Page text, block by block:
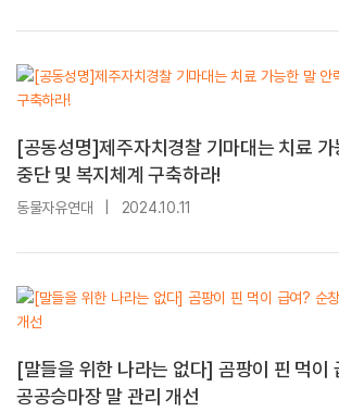
[공동성명]제주자치경찰 기마대는 치료
중단 및 복지체계 구축하라!
동물자유연대 2024.10.11
[말들을 위한 나라는 없다] 곰팡이 핀 먹이
공공승마장 말 관리 개선